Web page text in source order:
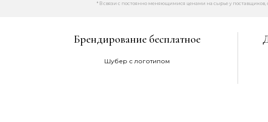
* В связи с постоянно меняющимися ценами на сырье у
Брендирование бесплатное
Шубер с логотипом